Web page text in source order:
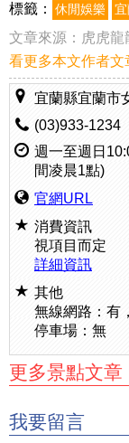
標籤： 休閒娛樂
文章來源： 虎虎龍
看更多本文作者文
宜蘭縣宜蘭市
(03)933-1234
週一至週日
間凌晨1點)
官網URL
消費資訊
視項目而定
詳細資訊
其他
無線網路：有
停車場：無
更多景點文章
我要留言